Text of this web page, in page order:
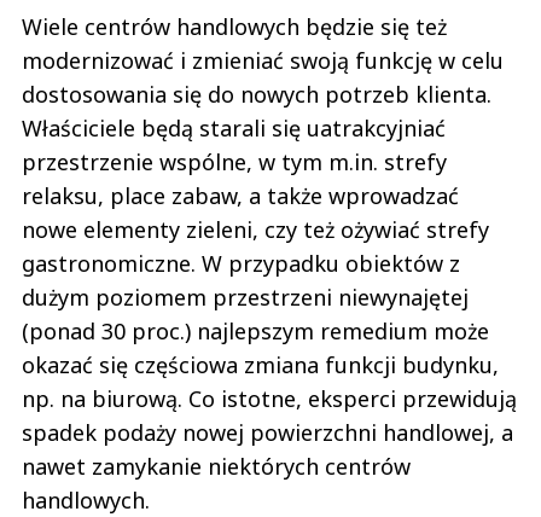
Wiele centrów handlowych będzie się też
modernizować i zmieniać swoją funkcję w celu
dostosowania się do nowych potrzeb klienta.
Właściciele będą starali się uatrakcyjniać
przestrzenie wspólne, w tym m.in. strefy
relaksu, place zabaw, a także wprowadzać
nowe elementy zieleni, czy też ożywiać strefy
gastronomiczne. W przypadku obiektów z
dużym poziomem przestrzeni niewynajętej
(ponad 30 proc.) najlepszym remedium może
okazać się częściowa zmiana funkcji budynku,
np. na biurową. Co istotne, eksperci przewidują
spadek podaży nowej powierzchni handlowej, a
nawet zamykanie niektórych centrów
handlowych.